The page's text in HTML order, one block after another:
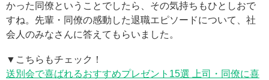
かった同僚ということでしたら、その気持ちもひとしおで
すね。先輩・同僚の感動した退職エピソードについて、社
会人のみなさんに答えてもらいました。
▼こちらもチェック！
送別会で喜ばれるおすすめプレゼント15選 上司・同僚に喜